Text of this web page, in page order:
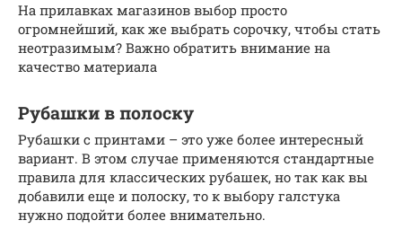
На прилавках магазинов выбор просто
огромнейший, как же выбрать сорочку, чтобы стать
неотразимым? Важно обратить внимание на
качество материала
Рубашки в полоску
Рубашки с принтами – это уже более интересный
вариант. В этом случае применяются стандартные
правила для классических рубашек, но так как вы
добавили еще и полоску, то к выбору галстука
нужно подойти более внимательно.